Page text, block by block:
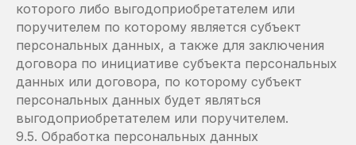
которого либо выгодоприобретателем или
поручителем по которому является субъект
персональных данных, а также для заключения
договора по инициативе субъекта персональных
данных или договора, по которому субъект
персональных данных будет являться
выгодоприобретателем или поручителем.
9.5. Обработка персональных данных